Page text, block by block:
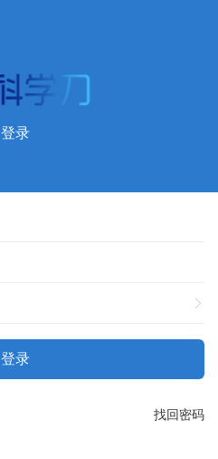
登录
登录
找回密码